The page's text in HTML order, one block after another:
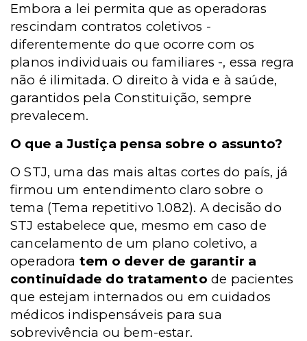
Embora a lei permita que as operadoras
rescindam contratos coletivos -
diferentemente do que ocorre com os
planos individuais ou familiares -, essa regra
não é ilimitada. O direito à vida e à saúde,
garantidos pela Constituição, sempre
prevalecem.
O que a Justiça pensa sobre o assunto?
O STJ, uma das mais altas cortes do país, já
firmou um entendimento claro sobre o
tema (Tema repetitivo 1.082). A decisão do
STJ estabelece que, mesmo em caso de
cancelamento de um plano coletivo, a
operadora tem o dever de garantir a
continuidade do tratamento de pacientes
que estejam internados ou em cuidados
médicos indispensáveis para sua
sobrevivência ou bem-estar.